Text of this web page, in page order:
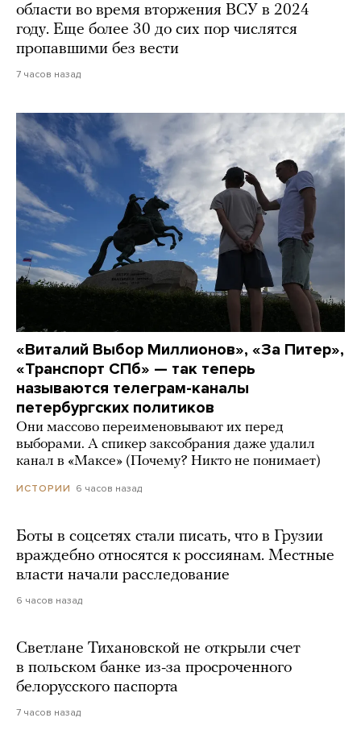
области во время вторжения ВСУ в 2024
году. Еще более 30 до сих пор числятся
пропавшими без вести
7 часов назад
«Виталий Выбор Миллионов», «За Питер»,
«Транспорт СПб» — так теперь
называются телеграм-каналы
петербургских политиков
Они массово переименовывают их перед
выборами. А спикер заксобрания даже удалил
канал в «Максе» (Почему? Никто не понимает)
ИСТОРИИ 6 часов назад
Боты в соцсетях стали писать, что в Грузии
враждебно относятся к россиянам. Местные
власти начали расследование
6 часов назад
Светлане Тихановской не открыли счет
в польском банке из-за просроченного
белорусского паспорта
7 часов назад